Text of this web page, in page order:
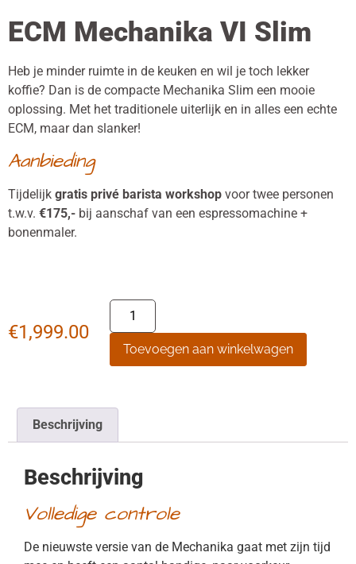
ECM Mechanika VI Slim
Heb je minder ruimte in de keuken en wil je toch lekker
koffie? Dan is de compacte Mechanika Slim een mooie
oplossing. Met het traditionele uiterlijk en in alles een echte
ECM, maar dan slanker!
Aanbieding
Tijdelijk gratis privé barista workshop voor twee personen
t.w.v. €175,- bij aanschaf van een espressomachine +
bonenmaler.
€1,999.00
Toevoegen aan winkelwagen
Beschrijving
Beschrijving
Volledige controle
De nieuwste versie van de Mechanika gaat met zijn tijd